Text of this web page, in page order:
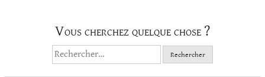
Vous cherchez quelque chose ?
Rechercher :